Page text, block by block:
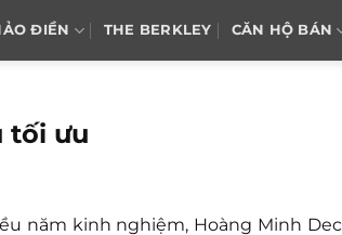
ĐIỀN THE BERKLEY CĂN HỘ BÁN
tối ưu
năm kinh nghiệm, Hoàng Minh